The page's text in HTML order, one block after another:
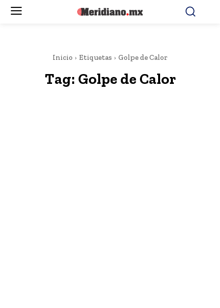
Inicio Etiquetas Golpe de Calor
Tag: Golpe de Calor